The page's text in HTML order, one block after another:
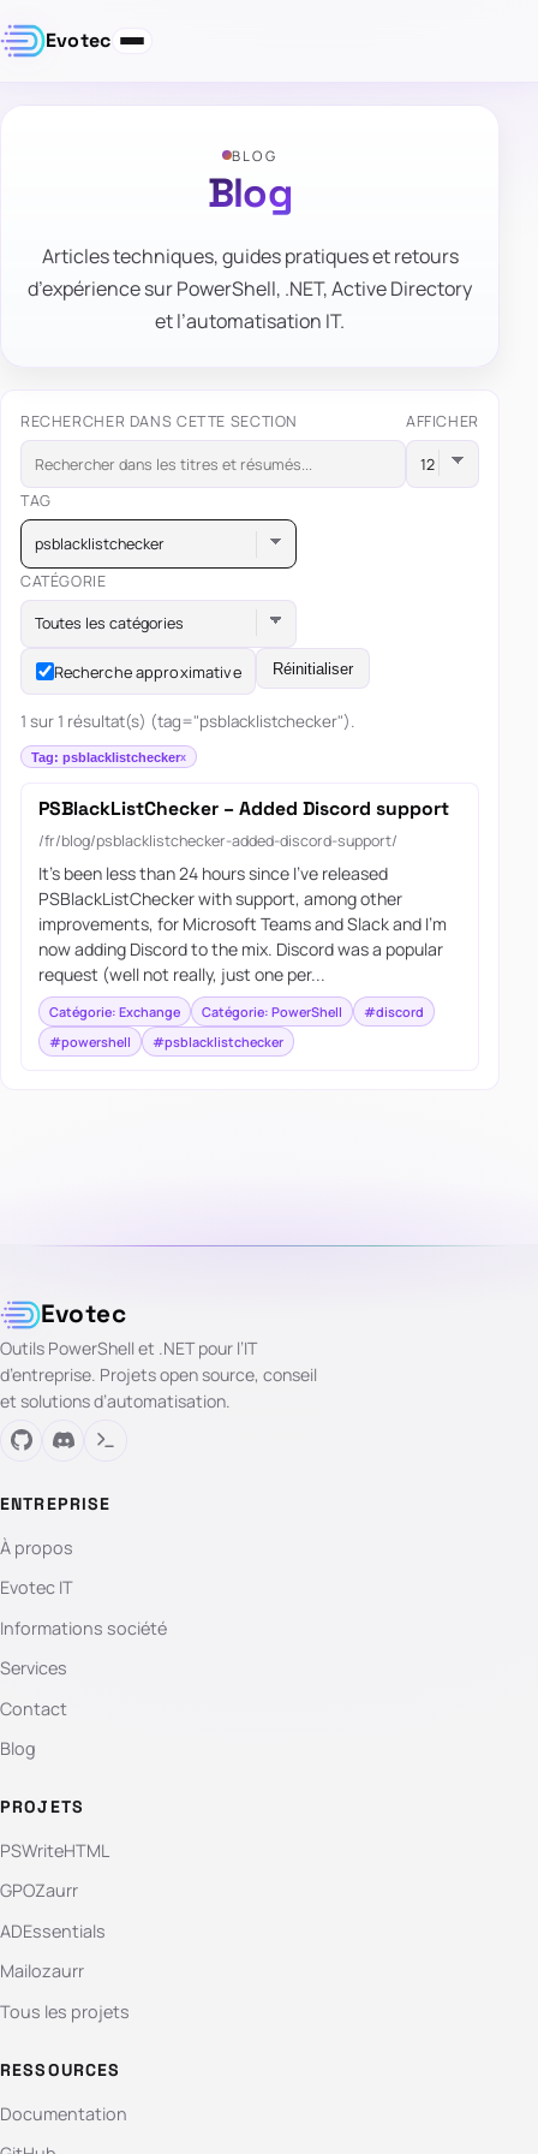
Evotec
BLOG
Blog
Articles techniques, guides pratiques et retours
d’expérience sur PowerShell, .NET, Active Directory
et l’automatisation IT.
RECHERCHER DANS CETTE SECTION AFFICHER
TAG
psblacklistchecker
CATÉGORIE
Toutes les catégories
Recherche approximative Réinitialiser
1 sur 1 résultat(s) (tag="psblacklistchecker").
Tag: psblacklistchecker
PSBlackListChecker – Added Discord support
/fr/blog/psblacklistchecker-added-discord-support/
It’s been less than 24 hours since I’ve released
PSBlackListChecker with support, among other
improvements, for Microsoft Teams and Slack and I’m
now adding Discord to the mix. Discord was a popular
request (well not really, just one per...
Catégorie: Exchange Catégorie: PowerShell
#discord
#powershell
#psblacklistchecker
Evotec
Outils PowerShell et .NET pour l’IT
d’entreprise. Projets open source, conseil
et solutions d’automatisation.
ENTREPRISE
À propos
Evotec IT
Informations société
Services
Contact
Blog
PROJETS
PSWriteHTML
GPOZaurr
ADEssentials
Mailozaurr
Tous les projets
RESSOURCES
Documentation